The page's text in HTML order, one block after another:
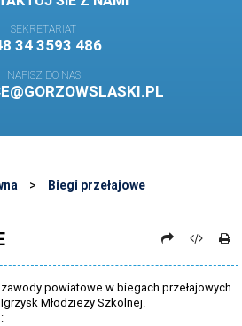
SEKRETARIAT
34 3593 486
NAPISZ DO NAS
RÓWIEŚNICZEJ
> Biegi przełajowe
zawody powiatowe w biegach przełajowych
Młodzieży Szkolnej.